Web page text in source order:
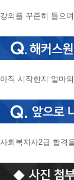
강의를 꾸준히 들으
아직 시작한지 얼마
사회복지사2급 합격